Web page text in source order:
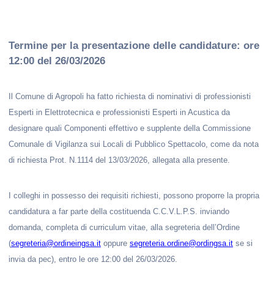
Termine per la presentazione delle candidature: ore
12:00 del 26/03/2026
Il Comune di Agropoli ha fatto richiesta di nominativi di professionisti
Esperti in Elettrotecnica e professionisti Esperti in Acustica da
designare quali Componenti effettivo e supplente della Commissione
Comunale di Vigilanza sui Locali di Pubblico Spettacolo, come da nota
di richiesta Prot. N.1114 del 13/03/2026, allegata alla presente.
I colleghi in possesso dei requisiti richiesti, possono proporre la propria
candidatura a far parte della costituenda C.C.V.L.P.S. inviando
domanda, completa di curriculum vitae, alla segreteria dell’Ordine
(segreteria@ordineingsa.itoppure segreteria.ordine@ordingsa.itse si
invia da pec), entro le ore 12:00 del 26/03/2026.